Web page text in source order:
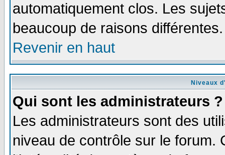
automatiquement clos. Les
beaucoup de raisons différentes.
Revenir en haut
Niveaux
Qui sont les administrateurs ?
Les administrateurs sont des
niveau de contrôle sur le forum.